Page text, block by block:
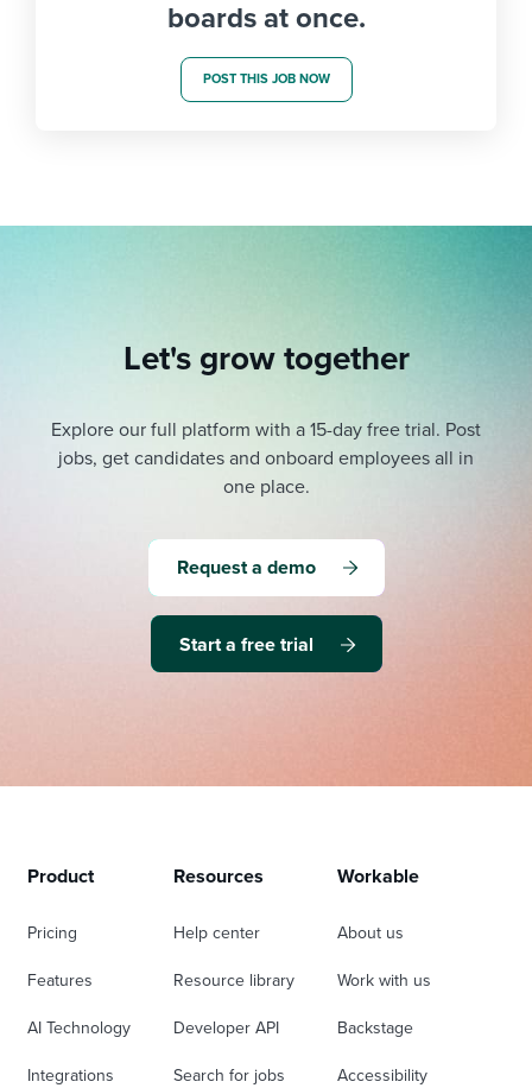
boards at once.
POST THIS JOB NOW
Let's grow together
Explore our full platform with a 15-day free trial. Post
jobs, get candidates and onboard employees all in
one place.
Request a demo
Start a free trial
Product
Pricing
Features
AI Technology
Integrations
Resources
Help center
Resource library
Developer API
Search for jobs
Workable
About us
Work with us
Backstage
Accessibility